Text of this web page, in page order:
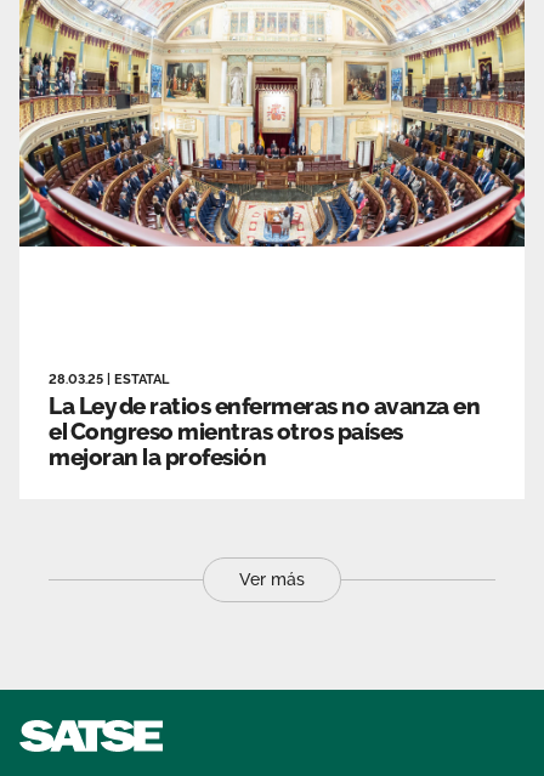
28.03.25 ESTATAL
La Ley de ratios enfermeras no avanza en
el Congreso mientras otros países
mejoran la profesión
Ver más